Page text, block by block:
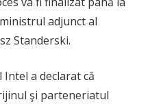
adjunct al
Standerski.
a declarat că
şi parteneriatul